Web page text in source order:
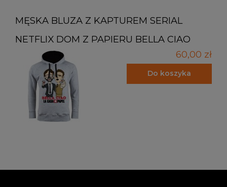
MĘSKA BLUZA Z KAPTUREM SERIAL
NETFLIX DOM Z PAPIERU BELLA CIAO
60,00 zł
Do koszyka